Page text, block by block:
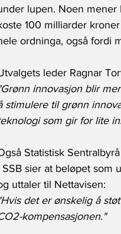
lupen. Noen mener
100 milliarder
ordninga, også fordi
leder Ragnar
innovasjon blir
stimulere til grønn
som gir for lite
Statistisk
SSB sier at beløpet som
uttaler til Nettavisen:
det er ønskelig å
kompensasjonen."